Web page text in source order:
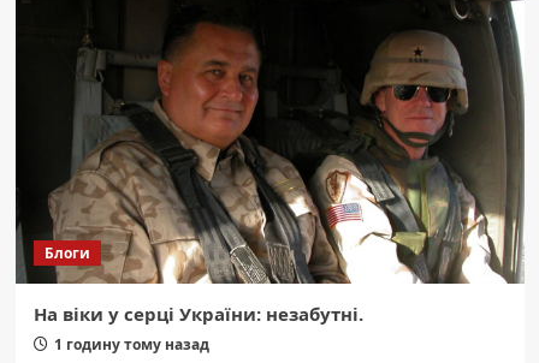
Блоги
На віки у серці України: незабутні.
1 годину тому назад